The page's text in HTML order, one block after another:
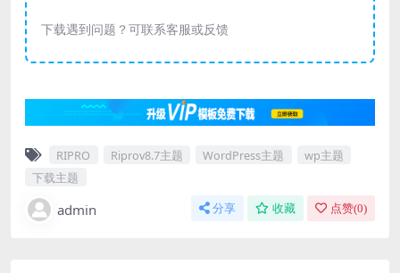
下载遇到问题？可联系客服或反馈
RIPRO Riprov8.7主题 WordPress主题
wp主题
下载主题
admin 分享 收藏 点赞(0)